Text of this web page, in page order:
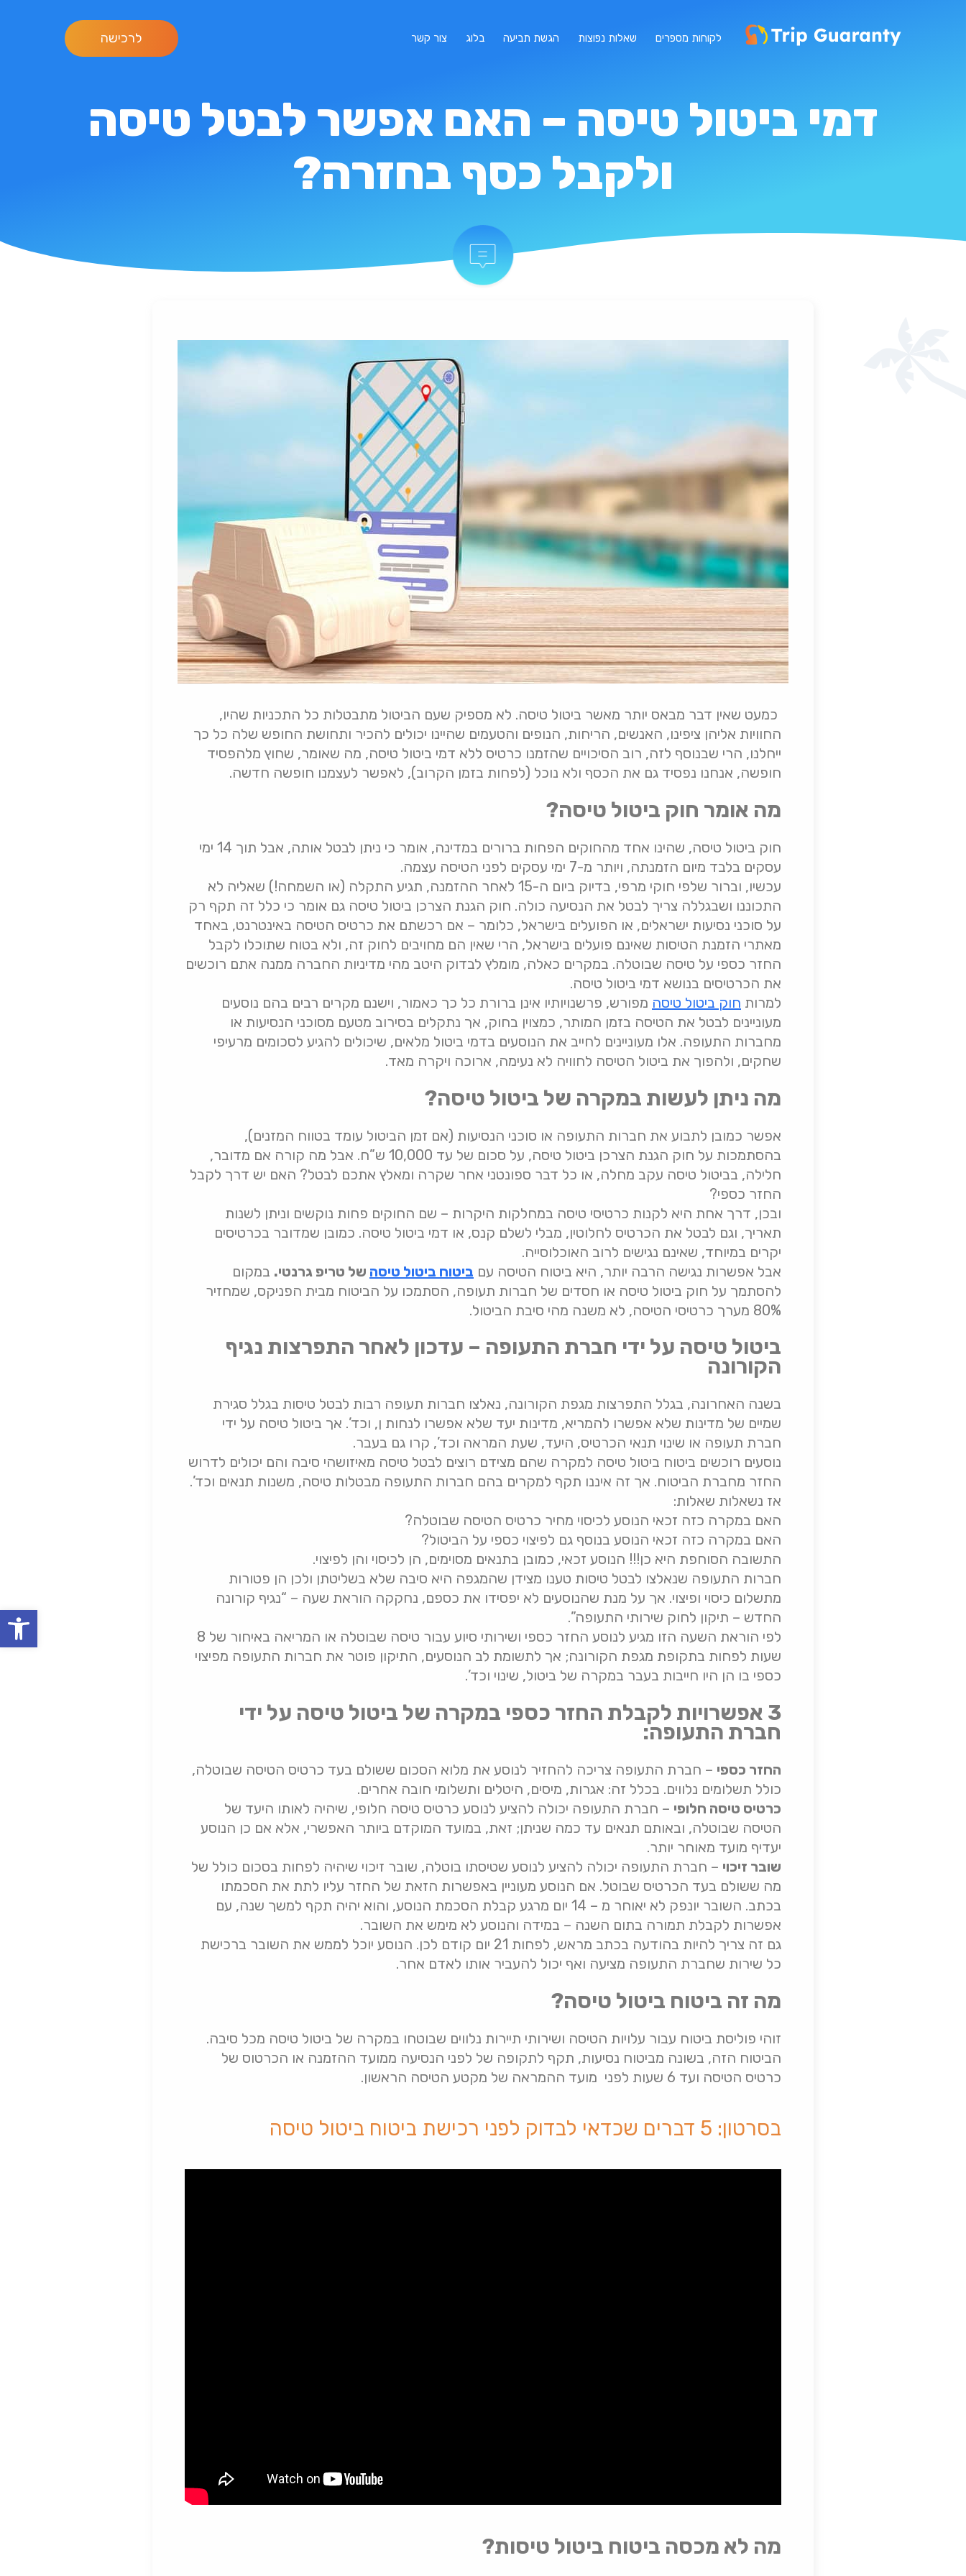
לקוחות מספרים שאלות נפוצות הגשת תביעה בלוג צור קשר לרכישה
דמי ביטול טיסה – האם אפשר לבטל טיסה
ולקבל כסף בחזרה?
כמעט שאין דבר מבאס יותר מאשר ביטול טיסה. לא מספיק שעם הביטול מתבטלות כל התכניות שהיו,
החוויות אליהן ציפינו, האנשים, הריחות, הנופים והטעמים שהיינו יכולים להכיר ותחושת החופש שלה כל כך
ייחלנו, הרי שבנוסף לזה, רוב הסיכויים שהזמנו כרטיס ללא דמי ביטול טיסה, מה שאומר, שחוץ מלהפסיד
חופשה, אנחנו נפסיד גם את הכסף ולא נוכל (לפחות בזמן הקרוב), לאפשר לעצמנו חופשה חדשה.
מה אומר חוק ביטול טיסה?
חוק ביטול טיסה, שהינו אחד מהחוקים הפחות ברורים במדינה, אומר כי ניתן לבטל אותה, אבל תוך 14 ימי
עסקים בלבד מיום הזמנתה, ויותר מ-7 ימי עסקים לפני הטיסה עצמה.
עכשיו, וברור שלפי חוקי מרפי, בדיוק ביום ה-15 לאחר ההזמנה, תגיע התקלה (או השמחה!) שאליה לא
התכוננו ושבגללה צריך לבטל את הנסיעה כולה. חוק הגנת הצרכן ביטול טיסה גם אומר כי כלל זה תקף רק
על סוכני נסיעות ישראלים, או הפועלים בישראל, כלומר – אם רכשתם את כרטיס הטיסה באינטרנט, באחד
מאתרי הזמנת הטיסות שאינם פועלים בישראל, הרי שאין הם מחויבים לחוק זה, ולא בטוח שתוכלו לקבל
החזר כספי על טיסה שבוטלה. במקרים כאלה, מומלץ לבדוק היטב מהי מדיניות החברה ממנה אתם רוכשים
את הכרטיסים בנושא דמי ביטול טיסה.
למרות חוק ביטול טיסה מפורש, פרשנויותיו אינן ברורת כל כך כאמור, וישנם מקרים רבים בהם נוסעים
מעוניינים לבטל את הטיסה בזמן המותר, כמצוין בחוק, אך נתקלים בסירוב מטעם מסוכני הנסיעות או
מחברות התעופה. אלו מעוניינים לחייב את הנוסעים בדמי ביטול מלאים, שיכולים להגיע לסכומים מרעיפי
שחקים, ולהפוך את ביטול הטיסה לחוויה לא נעימה, ארוכה ויקרה מאד.
מה ניתן לעשות במקרה של ביטול טיסה?
אפשר כמובן לתבוע את חברות התעופה או סוכני הנסיעות (אם זמן הביטול עומד בטווח המזנים),
בהסתמכות על חוק הגנת הצרכן ביטול טיסה, על סכום של עד 10,000 ש”ח. אבל מה קורה אם מדובר,
חלילה, בביטול טיסה עקב מחלה, או כל דבר ספונטני אחר שקרה ומאלץ אתכם לבטל? האם יש דרך לקבל
החזר כספי?
ובכן, דרך אחת היא לקנות כרטיסי טיסה במחלקות היקרות – שם החוקים פחות נוקשים וניתן לשנות
תאריך, וגם לבטל את הכרטיס לחלוטין, מבלי לשלם קנס, או דמי ביטול טיסה. כמובן שמדובר בכרטיסים
יקרים במיוחד, שאינם נגישים לרוב האוכלוסייה.
אבל אפשרות נגישה הרבה יותר, היא ביטוח הטיסה עם ביטוח ביטול טיסה של טריפ גרנטי. במקום
להסתמך על חוק ביטול טיסה או חסדים של חברות תעופה, הסתמכו על הביטוח מבית הפניקס, שמחזיר
80% מערך כרטיסי הטיסה, לא משנה מהי סיבת הביטול.
ביטול טיסה על ידי חברת התעופה – עדכון לאחר התפרצות נגיף
הקורונה
בשנה האחרונה, בגלל התפרצות מגפת הקורונה, נאלצו חברות תעופה רבות לבטל טיסות בגלל סגירת
שמיים של מדינות שלא אפשרו להמריא, מדינות יעד שלא אפשרו לנחות ן, וכד’. אך ביטול טיסה על ידי
חברת תעופה או שינוי תנאי הכרטיס, היעד, שעת המראה וכד’, קרו גם בעבר.
נוסעים רוכשים ביטוח ביטול טיסה למקרה שהם מצידם רוצים לבטל טיסה מאיזושהי סיבה והם יכולים לדרוש
החזר מחברת הביטוח. אך זה איננו תקף למקרים בהם חברות התעופה מבטלות טיסה, משנות תנאים וכד’.
אז נשאלות שאלות:
האם במקרה כזה זכאי הנוסע לכיסוי מחיר כרטיס הטיסה שבוטלה?
האם במקרה כזה זכאי הנוסע בנוסף גם לפיצוי כספי על הביטול?
התשובה הסוחפת היא כן!!! הנוסע זכאי, כמובן בתנאים מסוימים, הן לכיסוי והן לפיצוי.
חברות התעופה שנאלצו לבטל טיסות טענו מצידן שהמגפה היא סיבה שלא בשליטתן ולכן הן פטורות
מתשלום כיסוי ופיצוי. אך על מנת שהנוסעים לא יפסידו את כספם, נחקקה הוראת שעה – “נגיף קורונה
החדש – תיקון לחוק שירותי התעופה”.
לפי הוראת השעה הזו מגיע לנוסע החזר כספי ושירותי סיוע עבור טיסה שבוטלה או המריאה באיחור של 8
שעות לפחות בתקופת מגפת הקורונה; אך לתשומת לב הנוסעים, התיקון פוטר את חברות התעופה מפיצוי
כספי בו הן היו חייבות בעבר במקרה של ביטול, שינוי וכד’.
3 אפשרויות לקבלת החזר כספי במקרה של ביטול טיסה על ידי
חברת התעופה:
החזר כספי – חברת התעופה צריכה להחזיר לנוסע את מלוא הסכום ששולם בעד כרטיס הטיסה שבוטלה,
כולל תשלומים נלווים. בכלל זה: אגרות, מיסים, היטלים ותשלומי חובה אחרים.
כרטיס טיסה חלופי – חברת התעופה יכולה להציע לנוסע כרטיס טיסה חלופי, שיהיה לאותו היעד של
הטיסה שבוטלה, ובאותם תנאים עד כמה שניתן; זאת, במועד המוקדם ביותר האפשרי, אלא אם כן הנוסע
יעדיף מועד מאוחר יותר.
שובר זיכוי – חברת התעופה יכולה להציע לנוסע שטיסתו בוטלה, שובר זיכוי שיהיה לפחות בסכום כולל של
מה ששולם בעד הכרטיס שבוטל. אם הנוסע מעוניין באפשרות הזאת של החזר עליו לתת את הסכמתו
בכתב. השובר יונפק לא יאוחר מ – 14 יום מרגע קבלת הסכמת הנוסע, והוא יהיה תקף למשך שנה, עם
אפשרות לקבלת תמורה בתום השנה – במידה והנוסע לא מימש את השובר.
גם זה צריך להיות בהודעה בכתב מראש, לפחות 21 יום קודם לכן. הנוסע יוכל לממש את השובר ברכישת
כל שירות שחברת התעופה מציעה ואף יכול להעביר אותו לאדם אחר.
מה זה ביטוח ביטול טיסה?
זוהי פוליסת ביטוח עבור עלויות הטיסה ושירותי תיירות נלווים שבוטחו במקרה של ביטול טיסה מכל סיבה.
הביטוח הזה, בשונה מביטוח נסיעות, תקף לתקופה של לפני הנסיעה ממועד ההזמנה או הכרטוס של
כרטיס הטיסה ועד 6 שעות לפני מועד ההמראה של מקטע הטיסה הראשון.
בסרטון: 5 דברים שכדאי לבדוק לפני רכישת ביטוח ביטול טיסה
מה לא מכסה ביטוח ביטול טיסות?